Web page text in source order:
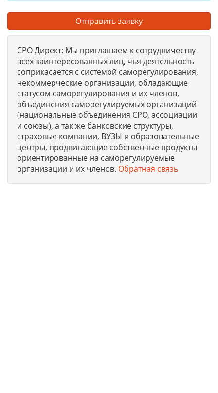
Отправить заявку
СРО Директ: Мы приглашаем к сотрудничеству
всех заинтересованных лиц, чья деятельность
соприкасается с системой саморегулирования,
некоммерческие организации, обладающие
статусом саморегулирования и их членов,
объединения саморегулируемых организаций
(национальные объединения СРО, ассоциации
и союзы), а так же банковские структуры,
страховые компании, ВУЗЫ и образовательные
центры, продвигающие собственные продукты
ориентированные на саморегулируемые
организации и их членов. Обратная связь